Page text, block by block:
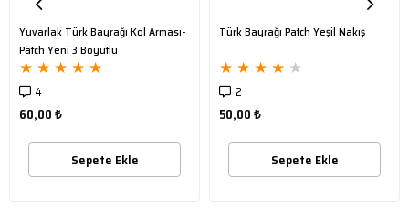
Yuvarlak Türk Bayrağı Kol Arması-
Patch Yeni 3 Boyutlu
★ ★ ★ ★ ★
4
60,00 ₺
Sepete Ekle
Türk Bayrağı Patch Yeşil Nakış
★ ★ ★ ★ ★
2
50,00 ₺
Sepete Ekle